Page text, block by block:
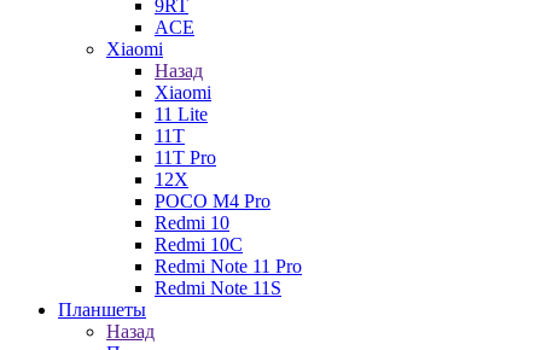
9RT
ACE
Xiaomi
Назад
Xiaomi
11 Lite
11T
11T Pro
12X
POCO M4 Pro
Redmi 10
Redmi 10C
Redmi Note 11 Pro
Redmi Note 11S
Планшеты
Назад